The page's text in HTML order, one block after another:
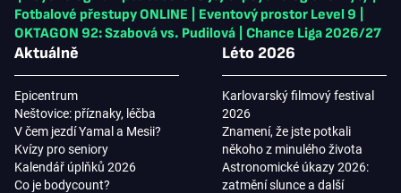
Fotbalové přestupy ONLINE
Eventový prostor Level 9
OKTAGON 92: Szabová vs. Pudilová
Chance Liga 2026/27
Aktuálně
Epicentrum
Neštovice: příznaky, léčba
V čem jezdí Yamal a Mesii?
Kvízy pro seniory
Kalendář úplňků 2026
Co je bodycount?
Léto 2026
Karlovarský filmový festival
2026
Znamení, že jste potkali
někoho z minulého života
Astronomické úkazy 2026:
zatmění slunce a další